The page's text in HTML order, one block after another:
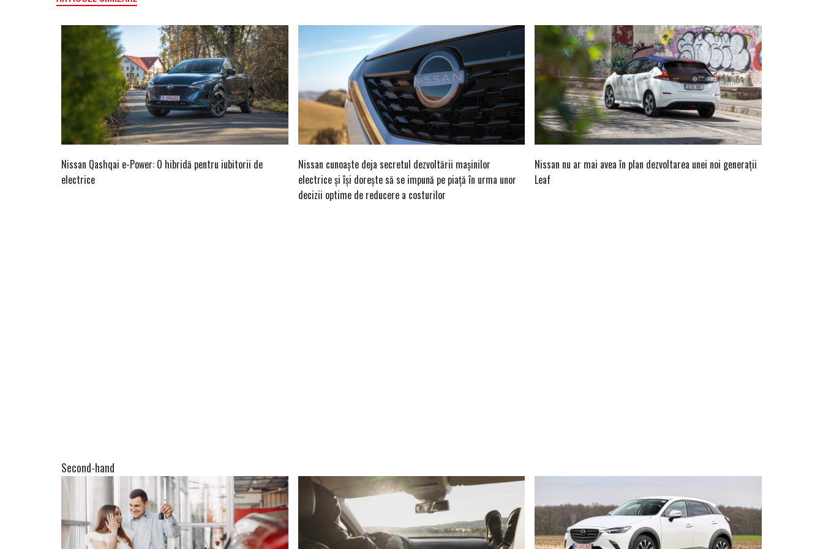
Nissan Qashqai e-Power: O hibridă pentru iubitorii de
electrice
Nissan cunoaște deja secretul dezvoltării mașinilor
electrice și își dorește să se impună pe piață în urma unor
decizii optime de reducere a costurilor
Nissan nu ar mai avea în plan dezvoltarea unei noi generații
Leaf
Second-hand